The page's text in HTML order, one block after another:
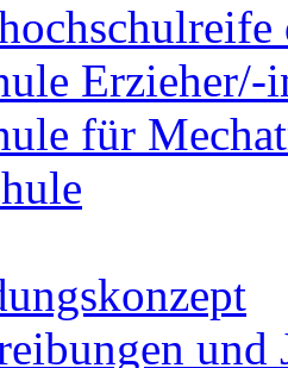
Erzieher/-
für
und